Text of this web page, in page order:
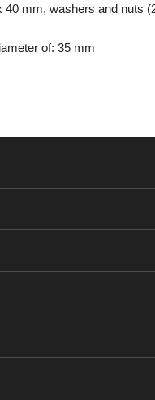
40 mm, washers and nuts
of: 35 mm
我們
上找到我們
上找到我們
電子郵件 上找到我們